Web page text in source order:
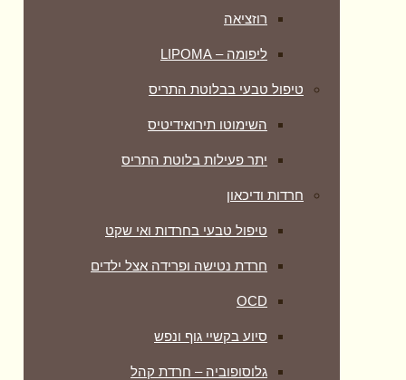
רוזציאה
ליפומה – LIPOMA
טיפול טבעי בבלוטת התריס
השימוטו תירואידיטיס
יתר פעילות בלוטת התריס
חרדות ודיכאון
טיפול טבעי בחרדות ואי שקט
חרדת נטישה ופרידה אצל ילדים
OCD
סיוע בקשיי גוף ונפש
גלוסופוביה – חרדת קהל